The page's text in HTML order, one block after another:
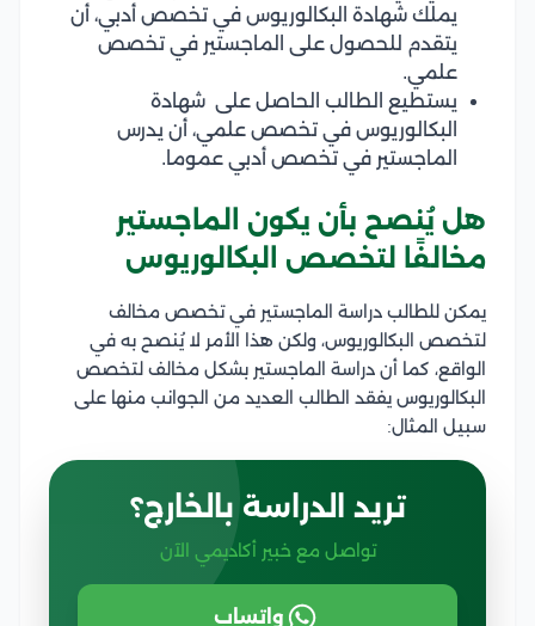
يملك شهادة البكالوريوس في تخصص أدبي، أن
يتقدم للحصول على الماجستير في تخصص
علمي.
يستطيع الطالب الحاصل على شهادة
البكالوريوس في تخصص علمي، أن يدرس
الماجستير في تخصص أدبي عموما.
هل يُنصح بأن يكون الماجستير
مخالفًا لتخصص البكالوريوس
يمكن للطالب دراسة الماجستير في تخصص مخالف
لتخصص البكالوريوس، ولكن هذا الأمر لا يُنصح به في
الواقع، كما أن دراسة الماجستير بشكل مخالف لتخصص
البكالوريوس يفقد الطالب العديد من الجوانب منها على
سبيل المثال:
تريد الدراسة بالخارج؟
تواصل مع خبير أكاديمي الآن
واتساب